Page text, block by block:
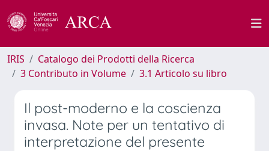
IRIS
Catalogo dei Prodotti della Ricerca
3 Contributo in Volume
3.1 Articolo su libro
Il post-moderno e la coscienza
invasa. Note per un tentativo di
interpretazione del presente